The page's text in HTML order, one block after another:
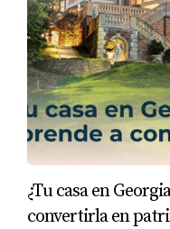
¿Tu casa en
convertirla en